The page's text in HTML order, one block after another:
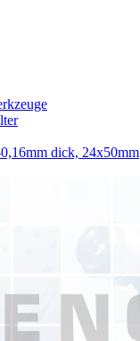
dick, 24x50mm